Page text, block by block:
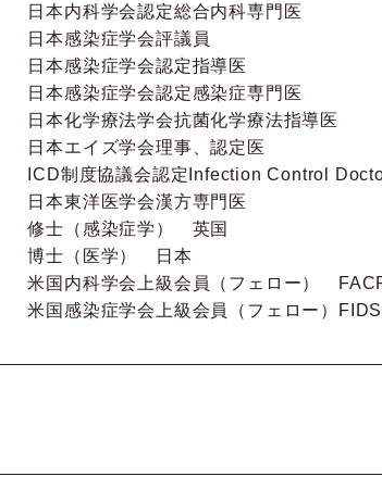
日本内科学会認定総合内科専門医
日本感染症学会評議員
日本感染症学会認定指導医
日本感染症学会認定感染症専門医
日本化学療法学会抗菌化学療法指導医
日本エイズ学会理事、認定医
ICD制度協議会認定Infection Control
日本東洋医学会漢方専門医
修士（感染症学） 英国
博士（医学） 日本
米国内科学会上級会員（フェロー）
米国感染症学会上級会員（フェロー）